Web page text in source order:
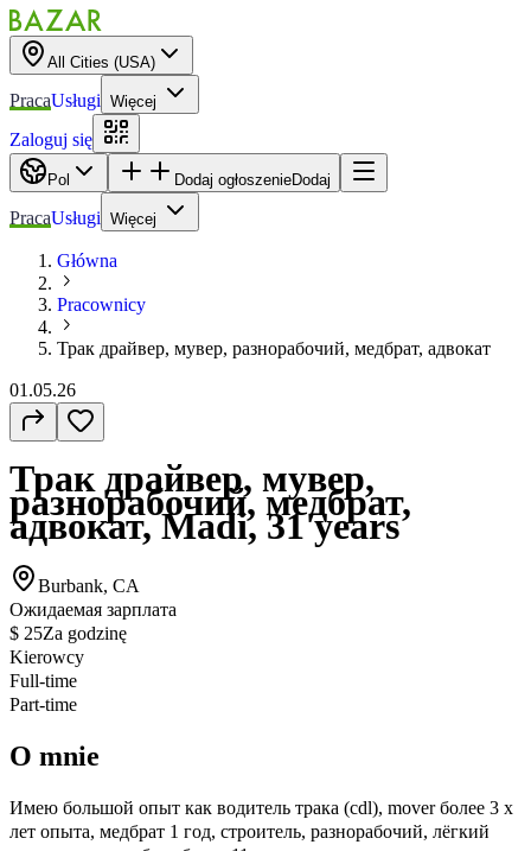
All Cities (USA)
PracaUsługi Więcej
Zaloguj się
Pol Dodaj ogłoszenieDodaj
PracaUsługi Więcej
Główna
Pracownicy
Трак драйвер, мувер, разнорабочий, медбрат, адвокат
01.05.26
Трак драйвер, мувер,
разнорабочий, медбрат,
адвокат, Madi, 31 years
Burbank, CA
Ожидаемая зарплата
$ 25Za godzinę
Kierowcy
Full-time
Part-time
O mnie
Имею большой опыт как водитель трака (cdl), mover более 3 х
лет опыта, медбрат 1 год, строитель, разнорабочий, лёгкий